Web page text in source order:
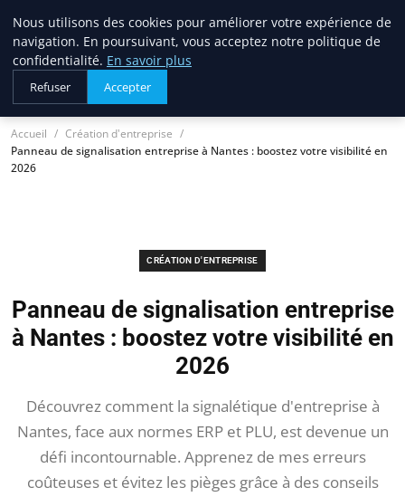
lostpages
BUSINESS INSIGHTS
Accueil
Création d'entreprise
Panneau de signalisation entreprise à Nantes : boostez votre visibilité en
2026
CRÉATION D'ENTREPRISE
Panneau de signalisation entreprise
à Nantes : boostez votre visibilité en
2026
Découvrez comment la signalétique d'entreprise à
Nantes, face aux normes ERP et PLU, est devenue un
défi incontournable. Apprenez de mes erreurs
coûteuses et évitez les pièges grâce à des conseils
Nous utilisons des cookies pour améliorer votre expérience de
navigation. En poursuivant, vous acceptez notre politique de
confidentialité. En savoir plus
Refuser Accepter